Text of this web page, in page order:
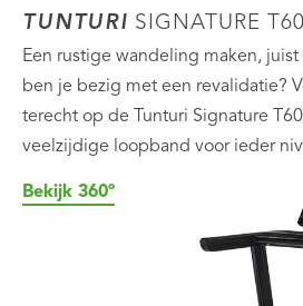
TUNTURI SIGNATURE
Een rustige wandeling maken,
ben je bezig met een revalidatie?
terecht op de Tunturi Signature
veelzijdige loopband voor ieder
Bekijk 360º